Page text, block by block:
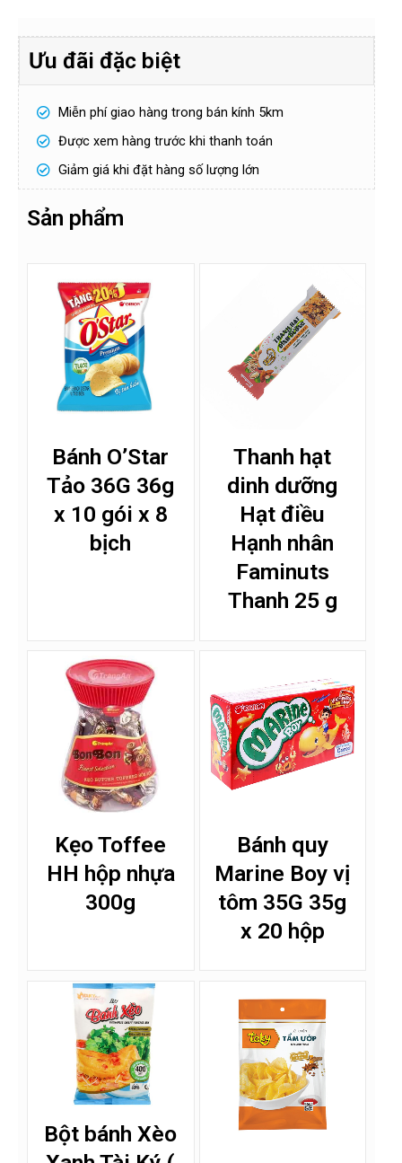
Ưu đãi đặc biệt
Miễn phí giao hàng trong bán kính 5km
Được xem hàng trước khi thanh toán
Giảm giá khi đặt hàng số lượng lớn
Sản phẩm
Bánh O’Star
Tảo 36G 36g
x 10 gói x 8
bịch
Thanh hạt
dinh dưỡng
Hạt điều
Hạnh nhân
Faminuts
Thanh 25 g
Kẹo Toffee
HH hộp nhựa
300g
Bánh quy
Marine Boy vị
tôm 35G 35g
x 20 hộp
Bột bánh Xèo